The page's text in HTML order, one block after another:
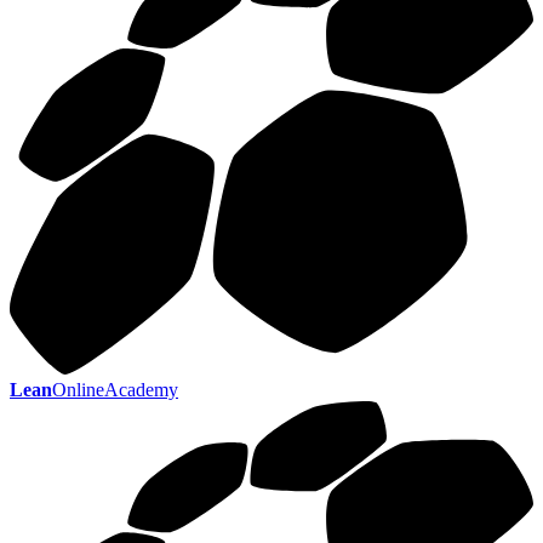
LeanOnlineAcademy